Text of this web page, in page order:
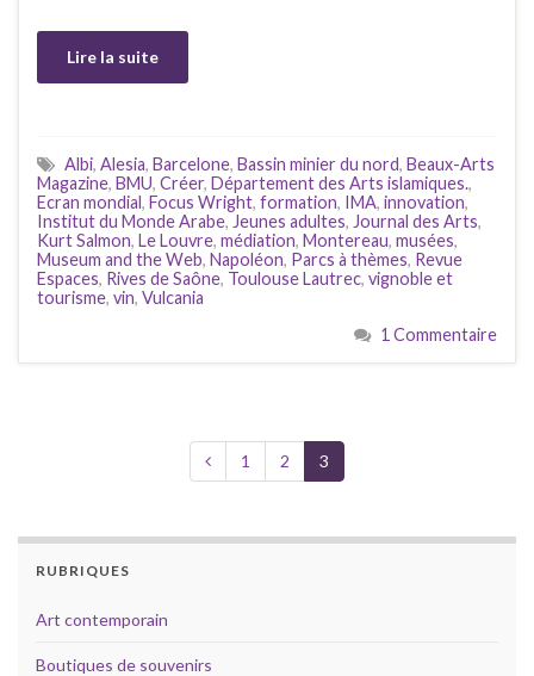
Lire la suite
Albi, Alesia, Barcelone, Bassin minier du nord, Beaux-Arts
Magazine, BMU, Créer, Département des Arts islamiques.,
Ecran mondial, Focus Wright, formation, IMA, innovation,
Institut du Monde Arabe, Jeunes adultes, Journal des Arts,
Kurt Salmon, Le Louvre, médiation, Montereau, musées,
Museum and the Web, Napoléon, Parcs à thèmes, Revue
Espaces, Rives de Saône, Toulouse Lautrec, vignoble et
tourisme, vin, Vulcania
1 Commentaire
1 2 3
RUBRIQUES
Art contemporain
Boutiques de souvenirs